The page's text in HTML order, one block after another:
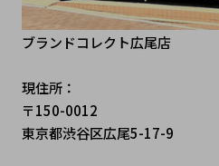
ブランドコレクト広尾店
現住所：
〒150-0012
東京都渋谷区広尾5-17-9